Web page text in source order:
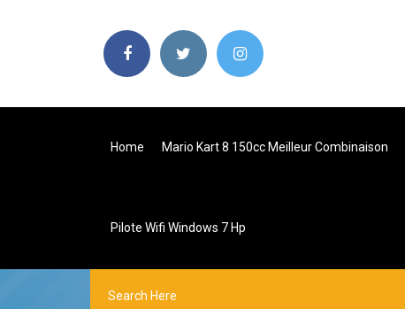
Home Mario Kart 8 150cc Meilleur Combinaison
Pilote Wifi Windows 7 Hp